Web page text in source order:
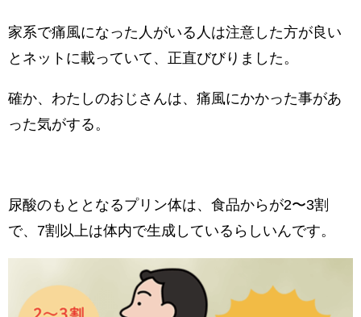
家系で痛風になった人がいる人は注意した方が良い
とネットに載っていて、正直びびりました。
確か、わたしのおじさんは、痛風にかかった事があ
った気がする。
尿酸のもととなるプリン体は、食品からが2〜3割
で、7割以上は体内で生成しているらしいんです。